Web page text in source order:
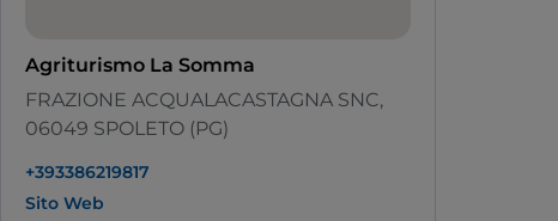
Agriturismo La Somma
FRAZIONE ACQUALACASTAGNA SNC,
06049 SPOLETO (PG)
+393386219817
Sito Web